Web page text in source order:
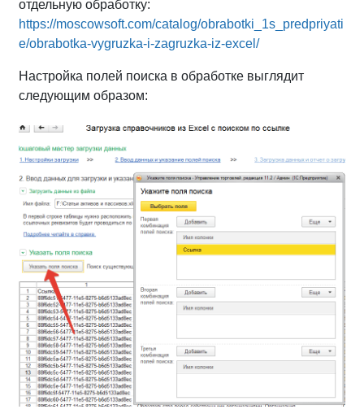
отдельную обработку:
https://moscowsoft.com/catalog/obrabotki_1s_predpriyati
e/obrabotka-vygruzka-i-zagruzka-iz-excel/
Настройка полей поиска в обработке выглядит
следующим образом: